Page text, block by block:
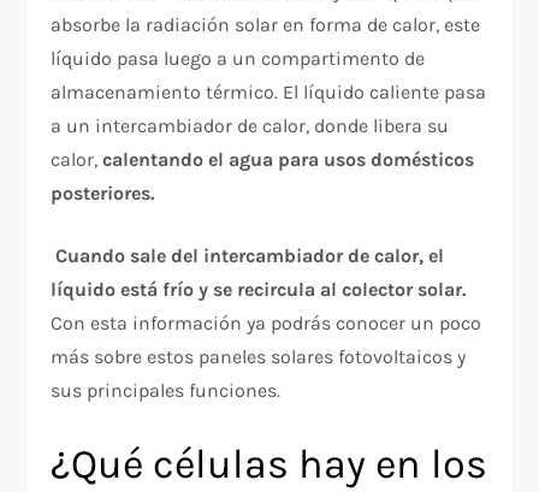
absorbe la radiación solar en forma de calor, este
líquido pasa luego a un compartimento de
almacenamiento térmico. El líquido caliente pasa
a un intercambiador de calor, donde libera su
calor,calentando el agua para usos domésticos
posteriores.
Cuando sale del intercambiador de calor, el
líquido está frío y se recircula al colector solar.
Con esta información ya podrás conocer un poco
más sobre estos paneles solares fotovoltaicos y
sus principales funciones.
¿Qué células hay en los